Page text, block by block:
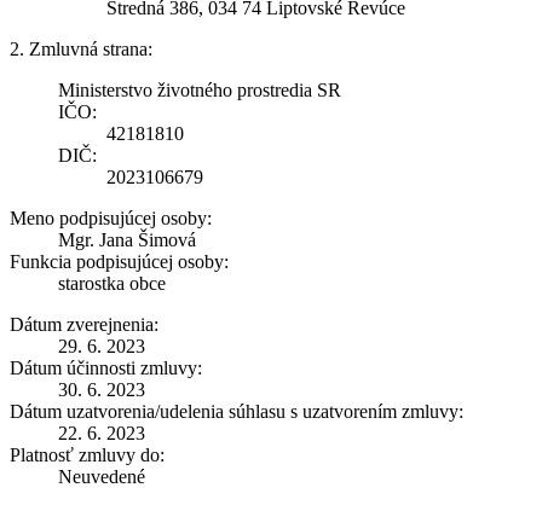
Stredná 386, 034 74 Liptovské Revúce
2. Zmluvná strana:
Ministerstvo životného prostredia SR
IČO:
42181810
DIČ:
2023106679
Meno podpisujúcej osoby:
Mgr. Jana Šimová
Funkcia podpisujúcej osoby:
starostka obce
Dátum zverejnenia:
29. 6. 2023
Dátum účinnosti zmluvy:
30. 6. 2023
Dátum uzatvorenia/udelenia súhlasu s uzatvorením zmluvy:
22. 6. 2023
Platnosť zmluvy do:
Neuvedené